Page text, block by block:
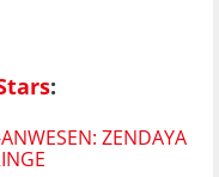
:
ZENDAYA